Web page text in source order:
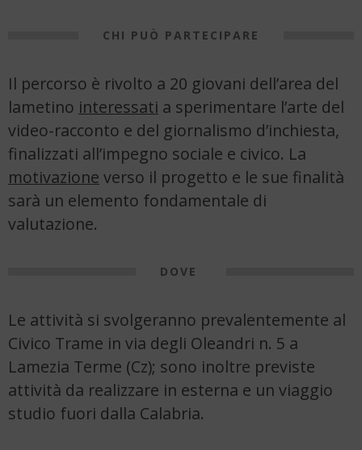
CHI PU Ò PARTECIPARE
Il percorso è rivolto a 20 giovani dell’area del
lametino interessati a sperimentare l’arte del
video-racconto e del giornalismo d’inchiesta,
finalizzati all’impegno sociale e civico. La
motivazione verso il progetto e le sue finalità
sarà un elemento fondamentale di
valutazione.
DOVE
Le attività si svolgeranno prevalentemente al
Civico Trame in via degli Oleandri n. 5 a
Lamezia Terme (Cz); sono inoltre previste
attività da realizzare in esterna e un viaggio
studio fuori dalla Calabria.